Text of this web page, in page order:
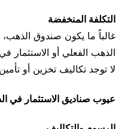
التكلفة المنخفضة
الذهب الفعلي أو
لا توجد تكاليف تخزين أو
عيوب صناديق الاستثمار في